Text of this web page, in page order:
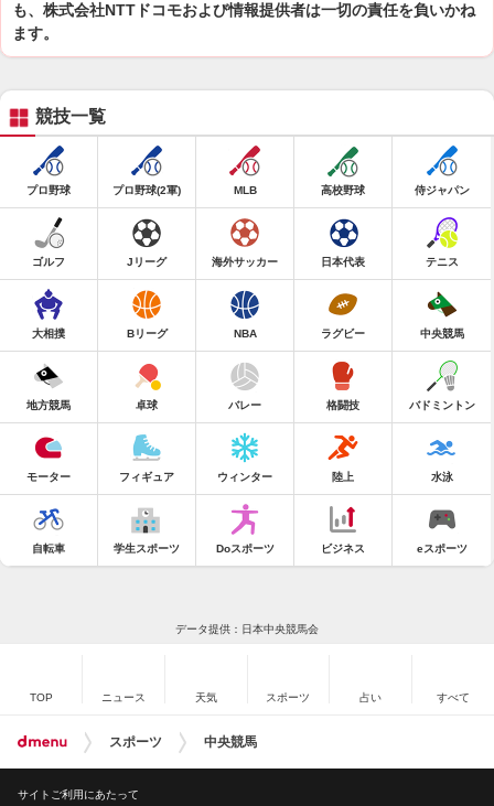
も、株式会社NTTドコモおよび情報提供者は一切の責任を負いかね
ます。
競技一覧
プロ野球 プロ野球(2軍) MLB 高校野球 侍ジャパン
ゴルフ Jリーグ 海外サッカー 日本代表 テニス
大相撲 Bリーグ NBA ラグビー 中央競馬
地方競馬 卓球 バレー 格闘技 バドミントン
モーター フィギュア ウィンター 陸上 水泳
自転車 学生スポーツ Doスポーツ ビジネス eスポーツ
データ提供：日本中央競馬会
TOP ニュース 天気 スポーツ 占い すべて
スポーツ 中央競馬
サイトご利用にあたって